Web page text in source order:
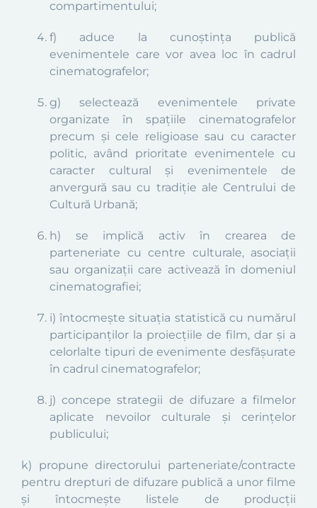
compartimentului;
f) aduce la cunoștința publică
evenimentele care vor avea loc în cadrul
cinematografelor;
g) selectează evenimentele private
organizate în spațiile cinematografelor
precum și cele religioase sau cu caracter
politic, având prioritate evenimentele cu
caracter cultural și evenimentele de
anvergură sau cu tradiție ale Centrului de
Cultură Urbană;
h) se implică activ în crearea de
parteneriate cu centre culturale, asociații
sau organizații care activează în domeniul
cinematografiei;
i) întocmește situația statistică cu numărul
participanților la proiecțiile de film, dar și a
celorlalte tipuri de evenimente desfășurate
în cadrul cinematografelor;
j) concepe strategii de difuzare a filmelor
aplicate nevoilor culturale și cerințelor
publicului;
k) propune directorului parteneriate/contracte
pentru drepturi de difuzare publică a unor filme
și întocmește listele de producții